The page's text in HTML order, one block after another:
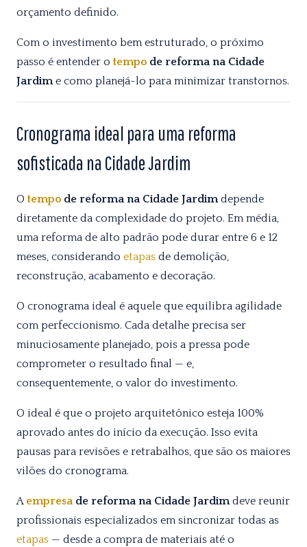
orçamento definido.
Com o investimento bem estruturado, o próximo
passo é entender o tempo de reforma na Cidade
Jardime como planejá-lo para minimizar transtornos.
Cronograma ideal para uma reforma
sofisticada na Cidade Jardim
O tempo de reforma na Cidade Jardimdepende
diretamente da complexidade do projeto. Em média,
uma reforma de alto padrão pode durar entre 6 e 12
meses, considerando etapas de demolição,
reconstrução, acabamento e decoração.
O cronograma ideal é aquele que equilibra agilidade
com perfeccionismo. Cada detalhe precisa ser
minuciosamente planejado, pois a pressa pode
comprometer o resultado final — e,
consequentemente, o valor do investimento.
O ideal é que o projeto arquitetônico esteja 100%
aprovado antes do início da execução. Isso evita
pausas para revisões e retrabalhos, que são os maiores
vilões do cronograma.
A empresa de reforma na Cidade Jardimdeve reunir
profissionais especializados em sincronizar todas as
etapas — desde a compra de materiais até o